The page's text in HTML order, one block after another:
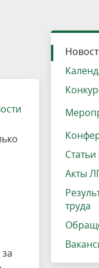
Озеро
Вакансии
маршруты
Прокат
Адрес,
Результаты
Кадастр
отнесенных
Акты
труда